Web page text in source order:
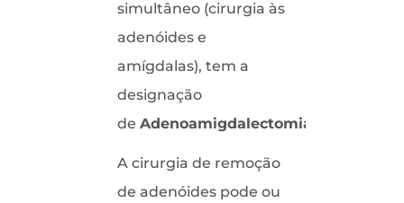
simultâneo (cirurgia às
adenóides e
amígdalas), tem a
designação
de Adenoamigdalectomia
A cirurgia de remoção
de adenóides pode ou